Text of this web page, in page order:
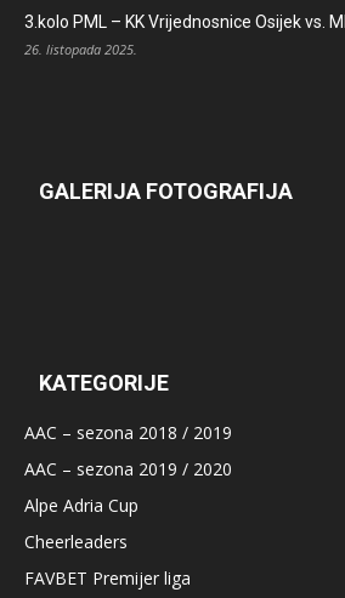
3.kolo PML – KK Vrijednosnice Osijek vs.
26. listopada 2025.
GALERIJA FOTOGRAFIJA
KATEGORIJE
AAC – sezona 2018 / 2019
AAC – sezona 2019 / 2020
Alpe Adria Cup
Cheerleaders
FAVBET Premijer liga